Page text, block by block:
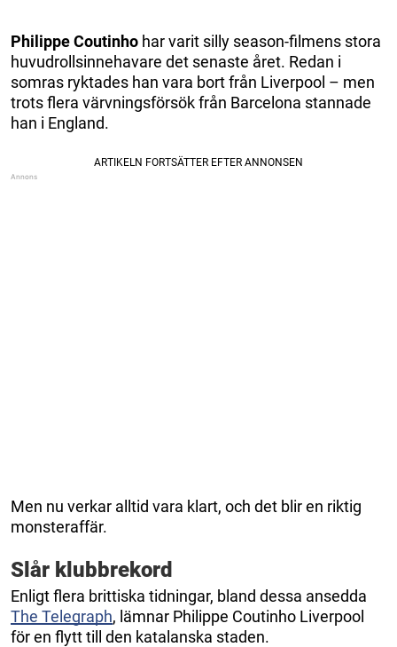
Philippe Coutinho har varit silly season-filmens stora
huvudrollsinnehavare det senaste året. Redan i
somras ryktades han vara bort från Liverpool – men
trots flera värvningsförsök från Barcelona stannade
han i England.
Men nu verkar alltid vara klart, och det blir en riktig
monsteraffär.
Slår klubbrekord
Enligt flera brittiska tidningar, bland dessa ansedda
The Telegraph, lämnar Philippe Coutinho Liverpool
för en flytt till den katalanska staden.